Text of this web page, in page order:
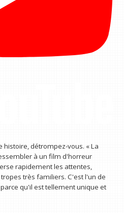
histoire, détrompez-vous. « La
à un film d'horreur
rapidement les attentes,
très familiers. C'est l'un de
qu'il est tellement unique et